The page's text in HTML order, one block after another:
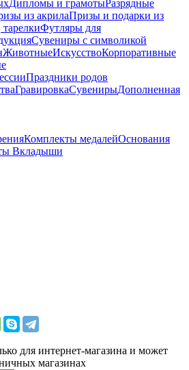
Дипломы и грамотыРазрядные
из акрилаПризы и подарки из
Футляры для
Сувениры с символикой
ЖивотныеИскусствоКорпоративные
Праздники родов
ГравировкаСувенирыДополненная
Комплекты медалейОснования
Вкладыши
для интернет-магазина и может
магазинах